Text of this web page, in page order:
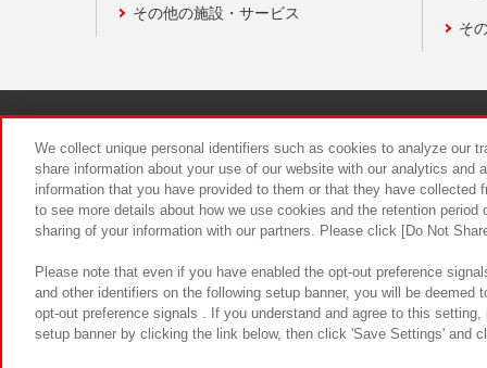
その他の施設・サービス
そ
食品のご
We collect unique personal identifiers such as cookies to analyze our
share information about your use of our website with our analytics and
information that you have provided to them or that they have
to see more details about how we use cookies and the retention
sharing of your information with our partners. Please click [Do Not
Please note that even if you have enabled the opt-out preference
and other identifiers on the following setup banner, you will be
opt-out preference signals . If you understand and agree to this
setup banner by clicking the link below, then click 'Save Settings' and